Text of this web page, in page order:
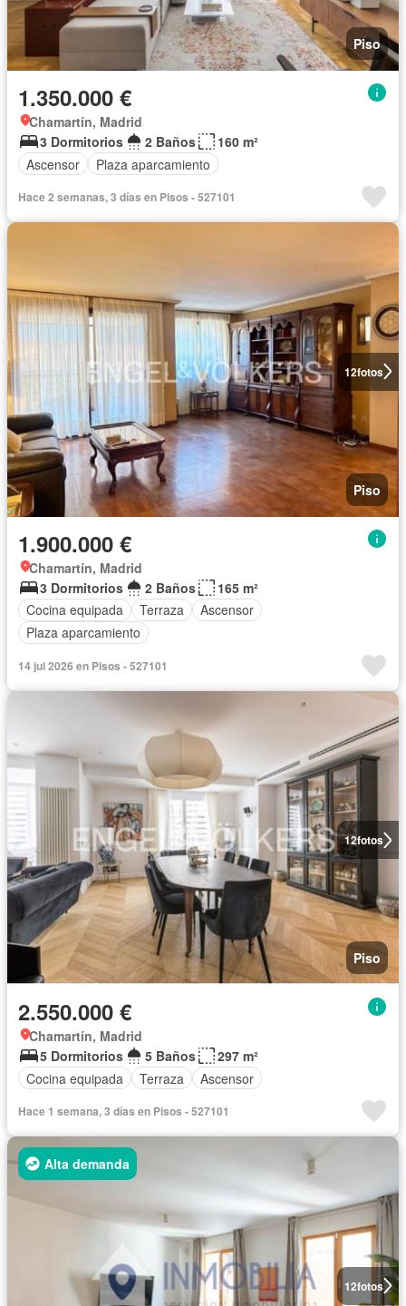
Piso
1.350.000 €
Chamartín, Madrid
3 Dormitorios
2 Baños
160 m²
Ascensor
Plaza aparcamiento
Hace 2 semanas, 3 días en Pisos - 527101
12fotos
Piso
1.900.000 €
Chamartín, Madrid
3 Dormitorios
2 Baños
165 m²
Cocina equipada
Terraza
Ascensor
Plaza aparcamiento
14 jul 2026 en Pisos - 527101
12fotos
Piso
2.550.000 €
Chamartín, Madrid
5 Dormitorios
5 Baños
297 m²
Cocina equipada
Terraza Ascensor
Hace 1 semana, 3 días en Pisos - 527101
12fotos
Alta demanda